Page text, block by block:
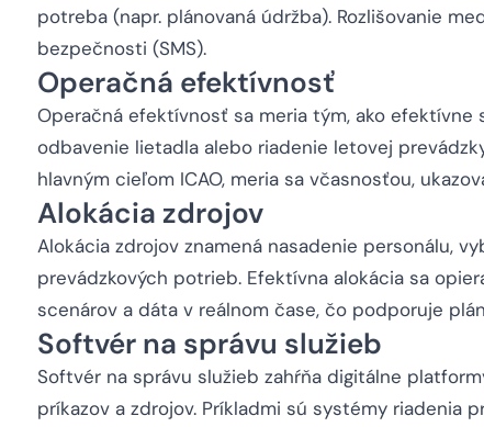
potreba (napr. plánovaná údržba). Rozlišovanie
bezpečnosti (SMS).
Operačná efektívnosť
Operačná efektívnosť sa meria tým, ako efektívne
odbavenie lietadla alebo riadenie letovej
hlavným cieľom ICAO, meria sa včasnosťou,
Alokácia zdrojov
Alokácia zdrojov znamená nasadenie personálu,
prevádzkových potrieb. Efektívna alokácia sa
scenárov a dáta v reálnom čase, čo podporuje
Softvér na správu služieb
Softvér na správu služieb zahŕňa digitálne
príkazov a zdrojov. Príkladmi sú systémy riadenia